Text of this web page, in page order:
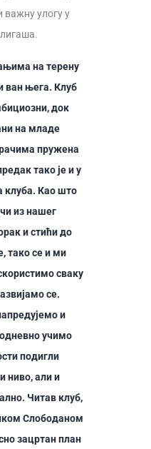
важну улогу у
на терену
ван њега. Клуб
док
на младе
пружена
тако је и у
клуба. Као што
из нашег
и стићи до
тако се и ми
сваку
се.
и
учимо
подигли
ниво, али и
Читав клуб,
Слободаном
зацртан план